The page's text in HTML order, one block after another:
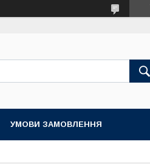
УМОВИ ЗАМОВЛЕННЯ